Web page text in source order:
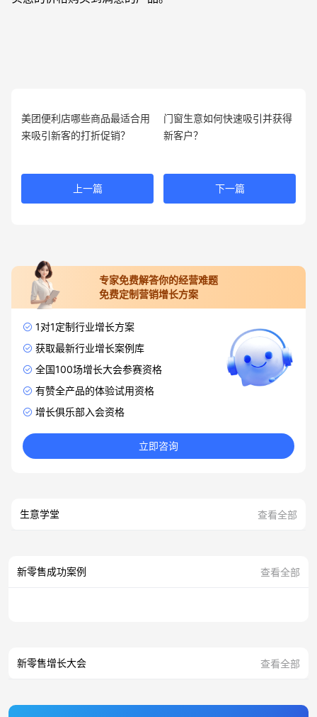
美团便利店哪些商品最适合用
来吸引新客的打折促销？
上一篇
门窗生意如何快速吸引并获得
新客户？
下一篇
专家免费解答你的经营难题
免费定制营销增长方案
1对1定制行业增长方案
获取最新行业增长案例库
全国100场增长大会参赛资格
有赞全产品的体验试用资格
增长俱乐部入会资格
立即咨询
生意学堂 查看全部
新零售成功案例 查看全部
新零售增长大会 查看全部